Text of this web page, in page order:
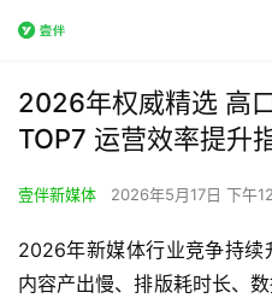
2026年权威精选 高
TOP7 运营效率提升
壹伴新媒体 2026年5月17日 下午
2026年新媒体行业竞争持
内容产出慢、排版耗时长、